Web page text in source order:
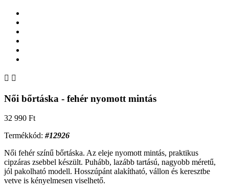
 
Női bőrtáska - fehér nyomott mintás
32 990 Ft
Termékkód: #12926
Női fehér színű bőrtáska. Az eleje nyomott mintás, praktikus
cipzáras zsebbel készült. Puhább, lazább tartású, nagyobb méretű,
jól pakolható modell. Hosszúpánt alakítható, vállon és keresztbe
vetve is kényelmesen viselhető.